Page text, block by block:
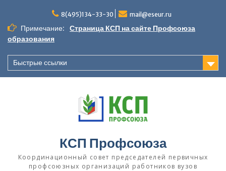
к
8(495)134-33-30 mail@eseur.ru
Примечание:
Страница КСП на сайте Профсоюза
образования
Быстрые ссылки
КСП Профсоюза
Координационный совет председателей первичных
профсоюзных организаций работников вузов